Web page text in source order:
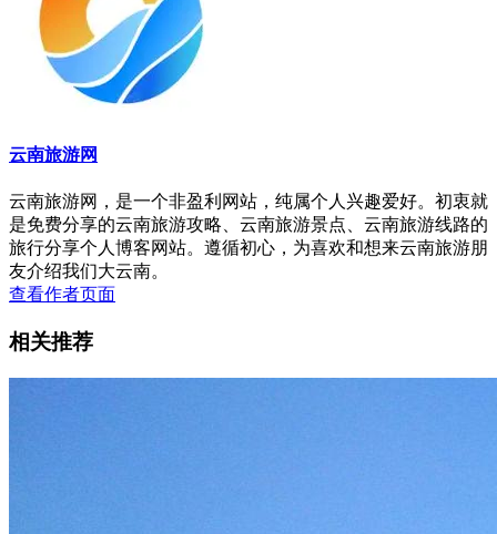
云南旅游网
云南旅游网，是一个非盈利网站，纯属个人兴趣爱好。初衷就
是免费分享的云南旅游攻略、云南旅游景点、云南旅游线路的
旅行分享个人博客网站。遵循初心，为喜欢和想来云南旅游朋
友介绍我们大云南。
查看作者页面
相关推荐